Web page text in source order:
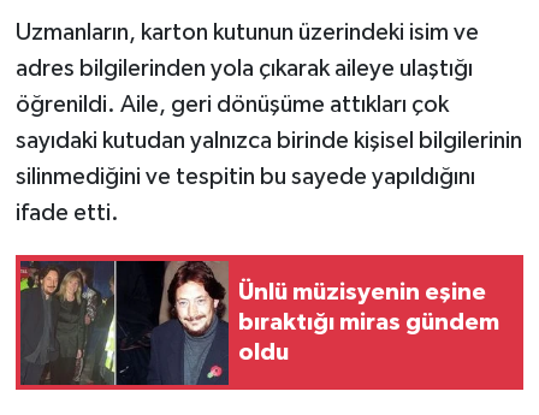
Uzmanların, karton kutunun üzerindeki isim ve
adres bilgilerinden yola çıkarak aileye ulaştığı
öğrenildi. Aile, geri dönüşüme attıkları çok
sayıdaki kutudan yalnızca birinde kişisel bilgilerinin
silinmediğini ve tespitin bu sayede yapıldığını
ifade etti.
Ünlü müzisyenin eşine
bıraktığı miras gündem
oldu